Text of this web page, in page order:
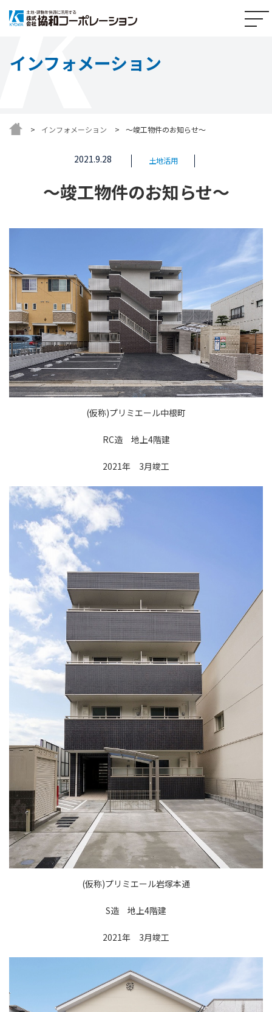
インフォメーション
インフォメーション ～竣工物件のお知らせ～
2021.9.28 土地活用
～竣工物件のお知らせ～
(仮称)プリミエール中根町
RC造 地上4階建
2021年 3月竣工
(仮称)プリミエール岩塚本通
S造 地上4階建
2021年 3月竣工